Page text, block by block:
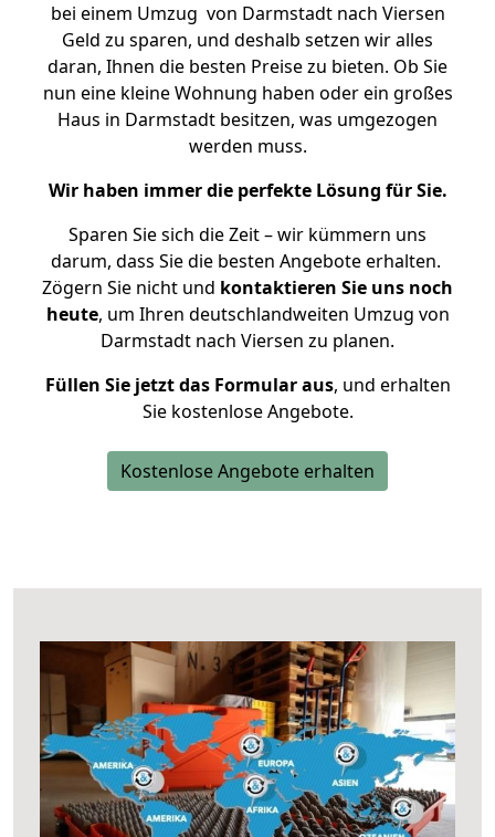
bei einem Umzug von Darmstadt nach Viersen
Geld zu sparen, und deshalb setzen wir alles
daran, Ihnen die besten Preise zu bieten. Ob Sie
nun eine kleine Wohnung haben oder ein großes
Haus in Darmstadt besitzen, was umgezogen
werden muss.
Wir haben immer die perfekte Lösung für Sie.
Sparen Sie sich die Zeit – wir kümmern uns
darum, dass Sie die besten Angebote erhalten.
Zögern Sie nicht und kontaktieren Sie uns noch
heute, um Ihren deutschlandweiten Umzug von
Darmstadt nach Viersen zu planen.
Füllen Sie jetzt das Formular aus, und erhalten
Sie kostenlose Angebote.
Kostenlose Angebote erhalten